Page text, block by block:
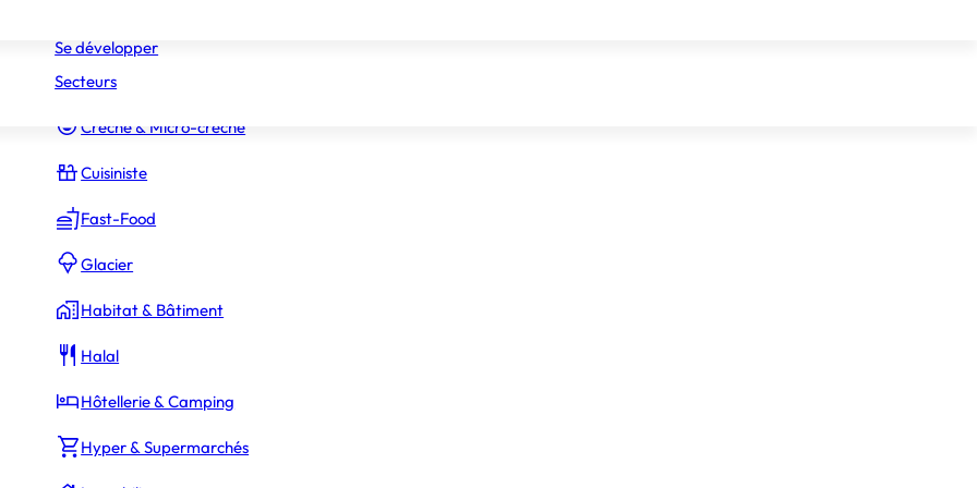
Constructeur Piscines & Spas
Crèche & Micro-crèche
Cuisiniste
Fast-Food
Glacier
Habitat & Bâtiment
Halal
Hôtellerie & Camping
Hyper & Supermarchés
Se développer
Secteurs